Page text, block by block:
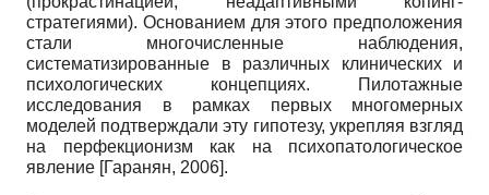
стратегиями). Основанием для этого предположения
стали многочисленные наблюдения,
систематизированные в различных клинических и
психологических концепциях. Пилотажные
исследования в рамках первых многомерных
моделей подтверждали эту гипотезу, укрепляя взгляд
на перфекционизм как на психопатологическое
явление [Гаранян, 2006].